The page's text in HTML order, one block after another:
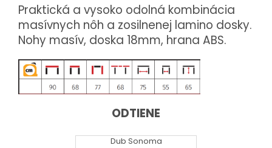
Praktická a vysoko odolná kombinácia
masívnych nôh a zosilnenej lamino dosky.
Nohy masív, doska 18mm, hrana ABS.
ODTIENE
Dub Sonoma